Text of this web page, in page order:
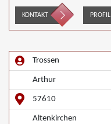
KONTAKT PROFIL
Trossen
Arthur
57610
Altenkirchen